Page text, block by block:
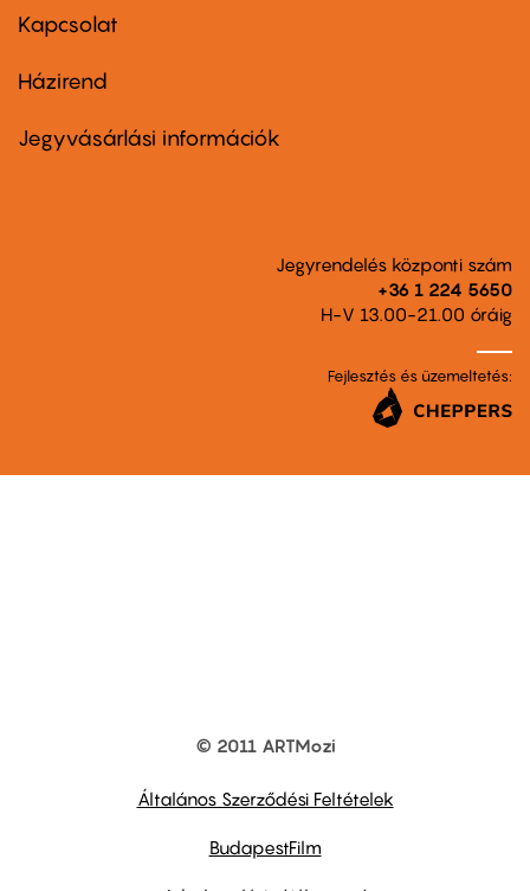
firstKapcsolat
Footer
second
Házirend
Jegyvásárlási információk
Jegyrendelés központi szám
+36 1 224 5650
H-V 13.00-21.00 óráig
Fejlesztés és üzemeltetés:
© 2011 ARTMozi
Általános Szerződési Feltételek
BudapestFilm